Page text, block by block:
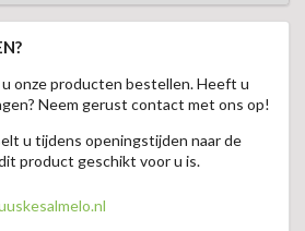
onze producten bestellen. Heeft u
Neem gerust contact met ons op!
u tijdens openingstijden naar de
product geschikt voor u is.